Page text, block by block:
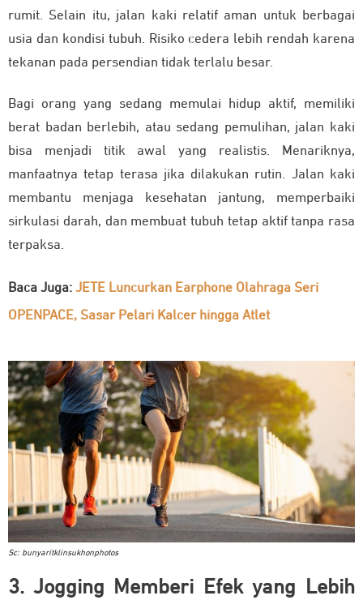
rumit. Selain itu, jalan kaki relatif aman untuk berbagai
usia dan kondisi tubuh. Risiko cedera lebih rendah karena
tekanan pada persendian tidak terlalu besar.
Bagi orang yang sedang memulai hidup aktif, memiliki
berat badan berlebih, atau sedang pemulihan, jalan kaki
bisa menjadi titik awal yang realistis. Menariknya,
manfaatnya tetap terasa jika dilakukan rutin. Jalan kaki
membantu menjaga kesehatan jantung, memperbaiki
sirkulasi darah, dan membuat tubuh tetap aktif tanpa rasa
terpaksa.
Baca Juga: JETE Luncurkan Earphone Olahraga Seri
OPENPACE, Sasar Pelari Kalcer hingga Atlet
Sc: bunyaritklinsukhonphotos
3. Jogging Memberi Efek yang Lebih